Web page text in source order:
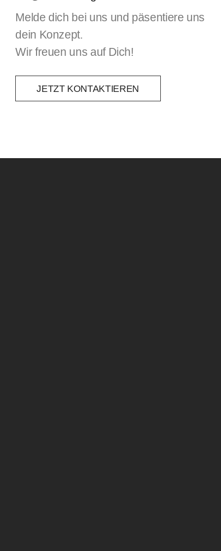
Melde dich bei uns und päsentiere uns
dein Konzept.
Wir freuen uns auf Dich!
JETZT KONTAKTIEREN